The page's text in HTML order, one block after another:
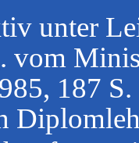
unter
vom
187